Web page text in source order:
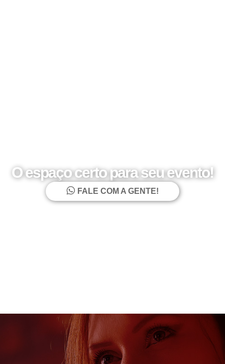
O espaço certo para seu evento!
FALE COM A GENTE!